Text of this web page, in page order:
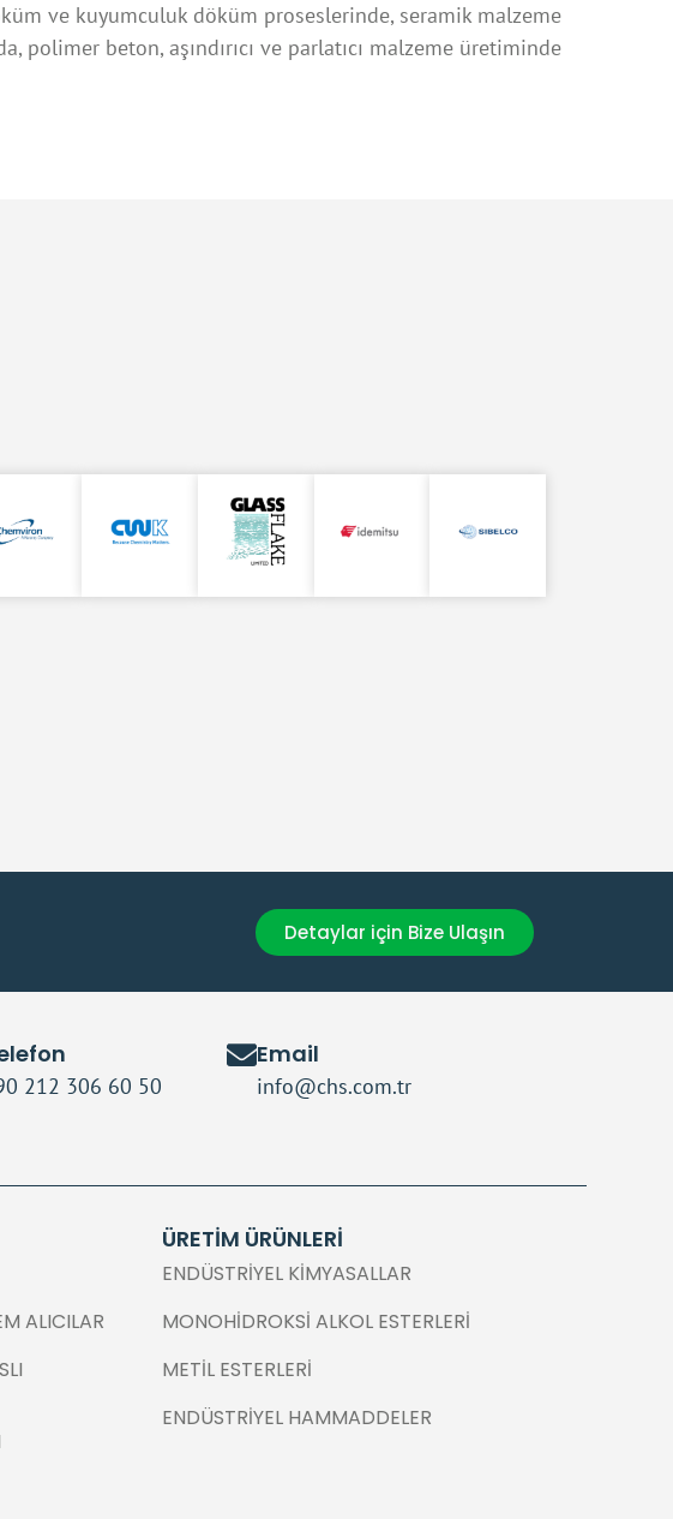
ve kuyumculuk döküm proseslerinde, seramik malzeme
beton, aşındırıcı ve parlatıcı malzeme üretiminde
Güçlü Finansal Yapımızla Güvendesiniz!
Müşteri odaklı çözümler ve sağlam finansal yapı
Detaylar için Bize Ulaşın
212 306 60 50
Email
info@chs.com.tr
ALICILAR
ÜRETİM ÜRÜNLERİ
ENDÜSTRIYEL KIMYASALLAR
MONOHIDROKSI ALKOL ESTERLERI
METIL ESTERLERI
ENDÜSTRIYEL HAMMADDELER